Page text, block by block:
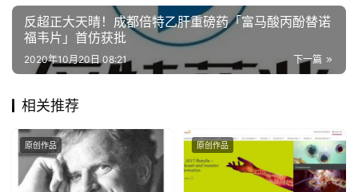
反超正大天晴！成都倍特乙肝重磅药「富马酸丙酚替诺
福韦片」首仿获批
下一篇
2020年10月20日 08:21
相关推荐
原创作品 原创作品